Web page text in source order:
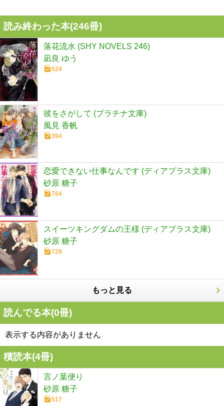
読み終わった本(246冊)
落花流水 (SHY NOVELS 246)
凪良 ゆう
524
彼をさがして (プラチナ文庫)
風見 香帆
394
恋愛できない仕事なんです (ディアプラス文庫)
砂原 糖子
764
スイーツキングダムの王様 (ディアプラス文庫)
砂原 糖子
729
もっと見る
読んでる本(0冊)
表示する内容がありません
積読本(4冊)
言ノ葉便り
砂原 糖子
517